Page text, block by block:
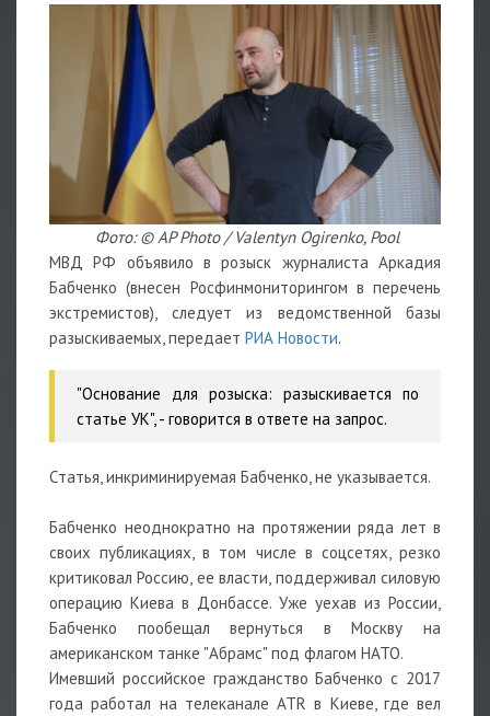
Фото: © AP Photo / Valentyn Ogirenko, Pool
МВД РФ объявило в розыск журналиста Аркадия
Бабченко (внесен Росфинмониторингом в перечень
экстремистов), следует из ведомственной базы
разыскиваемых, передает РИА Новости.
"Основание для розыска: разыскивается по
статье УК", - говорится в ответе на запрос.
Статья, инкриминируемая Бабченко, не указывается.
Бабченко неоднократно на протяжении ряда лет в
своих публикациях, в том числе в соцсетях, резко
критиковал Россию, ее власти, поддерживал силовую
операцию Киева в Донбассе. Уже уехав из России,
Бабченко пообещал вернуться в Москву на
американском танке "Абрамс" под флагом НАТО.
Имевший российское гражданство Бабченко с 2017
года работал на телеканале ATR в Киеве, где вел